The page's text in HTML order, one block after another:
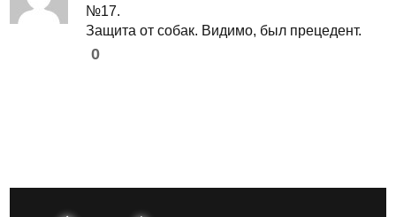
№17.
Защита от собак. Видимо, был прецедент.
0